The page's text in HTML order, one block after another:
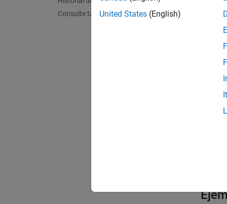
Consulte también
cada
X =
United States (English)